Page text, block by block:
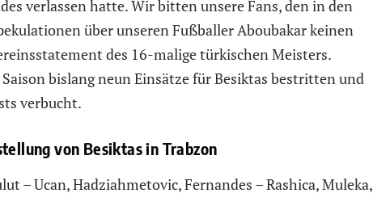
verlassen hatte. Wir bitten unsere Fans, den in den
über unseren Fußballer Aboubakar keinen
des 16-malige türkischen Meisters.
bislang neun Einsätze für Besiktas bestritten und
verbucht.
von Besiktas in Trabzon
– Ucan, Hadziahmetovic, Fernandes – Rashica, Muleka,